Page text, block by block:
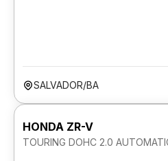
SALVADOR/BA
HONDA ZR-V
TOURING DOHC 2.0